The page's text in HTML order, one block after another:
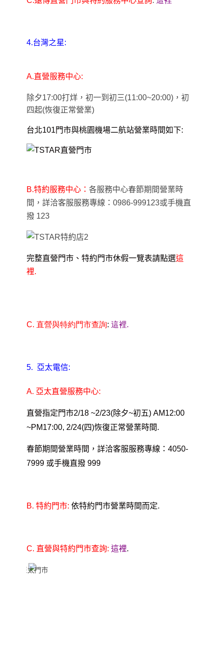
4.台灣之星:
A.直營服務中心:
除夕17:00打烊 ，初一到初三(11:00~20:00)，初
四起(恢復正常營業)
台北101門市與桃園機場二航站營業時間如下:
B.特約服務中心： 各服務中心春節期間營業時
間，詳洽客服服務專線：0986-999123或手機直
撥 123
完整直營門市、特約門市休假一覽表請點選這
裡.
C. 直營與特約門市查詢: 這裡.
5. 亞太電信:
A. 亞太直營服務中心:
直營指定門市2/18 ~2/23(除夕~初五) AM12:00
~PM17:00, 2/24(四)恢復正常營業時間.
春節期間營業時間，詳洽客服服務專線：4050-
7999 或手機直撥 999
B. 特約門市: 依特約門市營業時間而定.
C. 直營與特約門市查詢: 這裡.